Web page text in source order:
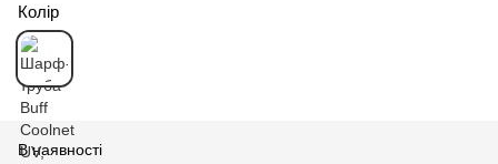
Колір
В наявності